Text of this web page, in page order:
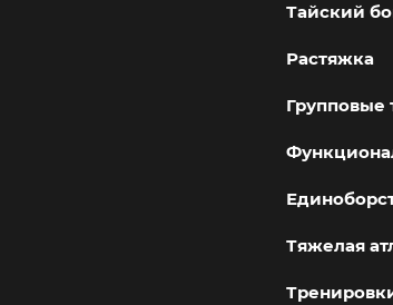
Тайский
Растяжка
Групповые
Тяжелая